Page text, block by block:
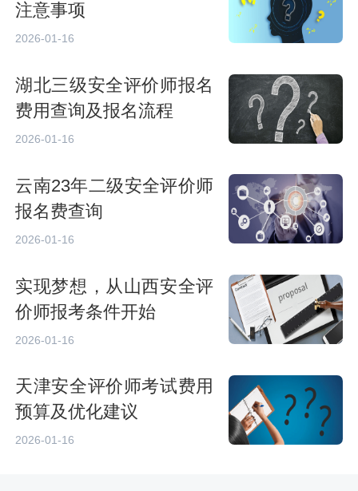
注意事项
2026-01-16
湖北三级安全评价师报名
费用查询及报名流程
2026-01-16
云南23年二级安全评价师
报名费查询
2026-01-16
实现梦想，从山西安全评
价师报考条件开始
2026-01-16
天津安全评价师考试费用
预算及优化建议
2026-01-16